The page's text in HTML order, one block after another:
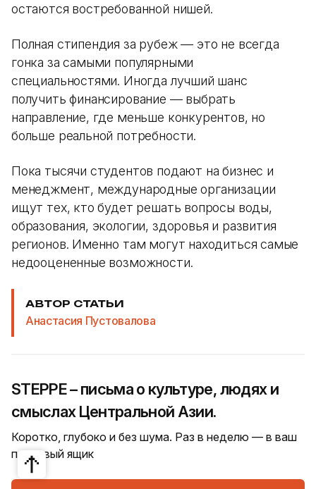
остаются востребованной нишей.
Полная стипендия за рубеж — это не всегда
гонка за самыми популярными
специальностями. Иногда лучший шанс
получить финансирование — выбрать
направление, где меньше конкурентов, но
больше реальной потребности.
Пока тысячи студентов подают на бизнес и
менеджмент, международные организации
ищут тех, кто будет решать вопросы воды,
образования, экологии, здоровья и развития
регионов. Именно там могут находиться самые
недооцененные возможности.
АВТОР СТАТЬИ
Анастасия Пустовалова
STEPPE – письма о культуре, людях и
смыслах Центральной Азии.
Коротко, глубоко и без шума. Раз в неделю — в ваш
почтовый ящик